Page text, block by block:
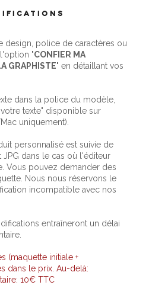
design, police de caractères ou
"CONFIER MA
GRAPHISTE" en détaillant vos
dans la police du modèle,
texte" disponible sur
uniquement).
personnalisé est suivie de
JPG dans le cas où l'éditeur
Vous pouvez demander des
Nous nous réservons le
incompatible avec nos
entraîneront un délai
(maquette initiale +
dans le prix. Au-delà:
10€ TTC